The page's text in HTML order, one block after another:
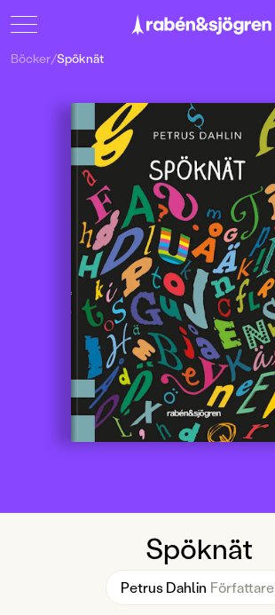
Spöknät
Petrus Dahlin Författare
Böcker/Spöknät